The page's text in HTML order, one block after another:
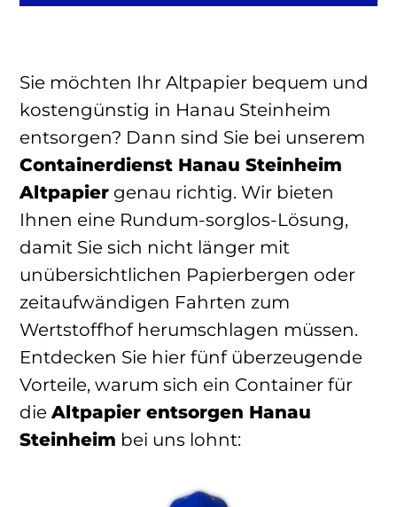
Sie möchten Ihr Altpapier bequem und
kostengünstig in Hanau Steinheim
entsorgen? Dann sind Sie bei unserem
Containerdienst Hanau Steinheim
Altpapier genau richtig. Wir bieten
Ihnen eine Rundum-sorglos-Lösung,
damit Sie sich nicht länger mit
unübersichtlichen Papierbergen oder
zeitaufwändigen Fahrten zum
Wertstoffhof herumschlagen müssen.
Entdecken Sie hier fünf überzeugende
Vorteile, warum sich ein Container für
die Altpapier entsorgen Hanau
Steinheim bei uns lohnt: